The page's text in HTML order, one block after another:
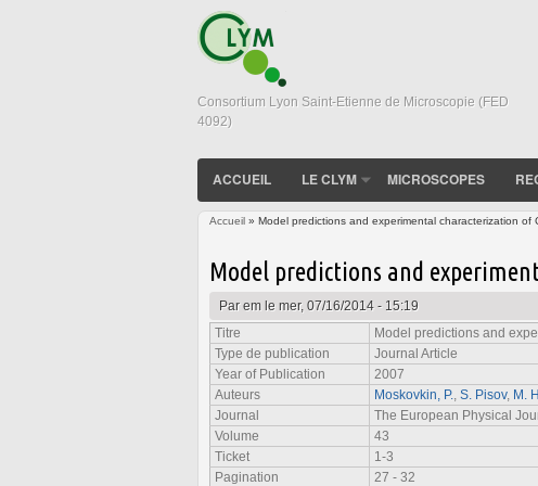
Consortium Lyon Saint-Etienne de Microscopie (FED
4092)
ACCUEIL LE CLYM MICROSCOPES
Accueil » Model predictions and experimental characterization of
Model predictions and
Parem le mer, 07/16/2014 - 15:19
Titre
Model predictions and
Type de publication
Journal Article
Year of Publication
2007
Auteurs
Moskovkin, P. S. Pisov, M.
Journal
The European Physical
Volume
43
Ticket
1-3
Pagination
27 - 32